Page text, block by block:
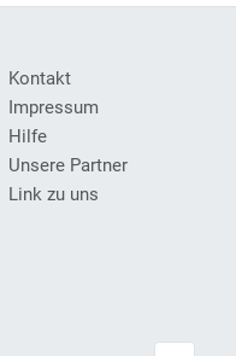
Kontakt
Impressum
Hilfe
Unsere Partner
Link zu uns